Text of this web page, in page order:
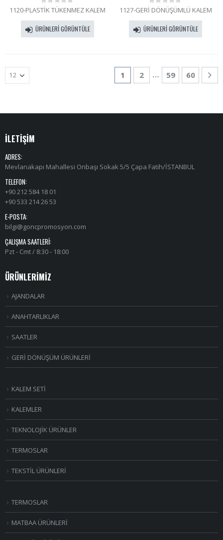
0
5
1120-PLASTİK TÜKENMEZ KALEM
ÜRÜNLERI GÖRÜNTÜLE
0
5
1127-GERİ DÖNÜŞÜMLÜ KALEM
ÜRÜNLERI GÖRÜNTÜLE
1 2 … 59 60
İLETİŞİM
ADRES:
Mevlanakapı Mahallesi Onbaşı Sokak 5/5 Çapa Fatih/İSTANBUL
TELEFON:
+90 212 584 18 01
+90 533 214 26 53
E-POSTA:
bilgi@goncpromosyon.com
ÇALIŞMA SAATLERI:
Pzt - Cmt / 8:30 - 18:00
ÜRÜNLERİMİZ
AJANDALAR
ANAHTARLIKLAR
SAATLER
GERİ DÖNÜŞÜM ÜRÜNLERİ
KALEM SETİ
KALEMLER
TEKNOLOJİK ÜRÜNLER
TERMOSLAR
TEKSTİL ÜRÜNLERİ
TERMOSLAR
MATBAA ÜRÜNLERİ